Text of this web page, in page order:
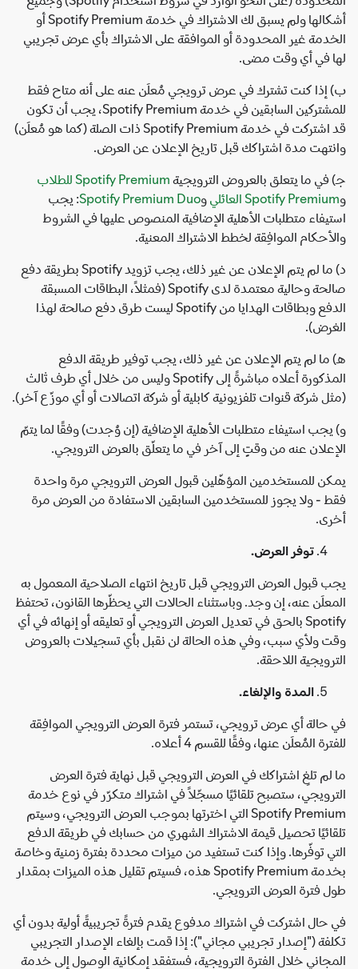
أشكالها ولم يسبق لك الاشتراك في خدمة Spotify Premium أو
الخدمة غير المحدودة أو الموافقة على الاشتراك بأي عرض تجريبي
لها في أي وقت مضى.
ب) إذا كنت تشترك في عرض ترويجي مُعلَن عنه على أنه متاح فقط
للمشتركين السابقين في خدمة Spotify Premium، يجب أن تكون
قد اشتركت في خدمة Spotify Premium ذات الصلة (كما هو مُعلَن)
وانتهت مدة اشتراكك قبل تاريخ الإعلان عن العرض.
جـ) في ما يتعلق بالعروض الترويجيةSpotify Premium للطلاب
وSpotify Premium العائلي وSpotify Premium Duo: يجب
استيفاء متطلبات الأهلية الإضافية المنصوص عليها في الشروط
والأحكام الموافِقة لخطط الاشتراك المعنية.
د) ما لم يتم الإعلان عن غير ذلك، يجب تزويد Spotify بطريقة دفع
صالحة وحالية معتمدة لدى Spotify (فمثلاً، البطاقات المسبقة
الدفع وبطاقات الهدايا من Spotify ليست طرق دفع صالحة لهذا
الغرض).
هـ) ما لم يتم الإعلان عن غير ذلك، يجب توفير طريقة الدفع
المذكورة أعلاه مباشرةً إلى Spotify وليس من خلال أي طرف ثالث
(مثل شركة قنوات تلفزيونية كابلية أو شركة اتصالات أو أي موزّع آخر).
و) يجب استيفاء متطلبات الأهلية الإضافية (إن وُجدت) وفقًا لما يتمّ
الإعلان عنه من وقتٍ إلى آخر في ما يتعلّق بالعرض الترويجي.
يمكن للمستخدمين المؤهّلين قبول العرض الترويجي مرة واحدة
فقط - ولا يجوز للمستخدمين السابقين الاستفادة من العرض مرة
أخرى.
توفر العرض.
يجب قبول العرض الترويجي قبل تاريخ انتهاء الصلاحية المعمول به
المعلَن عنه، إن وجد. وباستثناء الحالات التي يحظّرها القانون، تحتفظ
Spotify بالحق في تعديل العرض الترويجي أو تعليقه أو إنهائه في أي
وقت ولأي سبب، وفي هذه الحالة لن نقبل بأي تسجيلات بالعروض
الترويجية اللاحقة.
المدة والإلغاء.
في حالة أي عرض ترويجي، تستمر فترة العرض الترويجي الموافِقة
للفترة المُعلَن عنها، وفقًا للقسم 4 أعلاه.
ما لم تلغِ اشتراكك في العرض الترويجي قبل نهاية فترة العرض
الترويجي، ستصبح تلقائيًا مسجّلاً في اشتراك متكرّر في نوع خدمة
Spotify Premium التي اخترتها بموجب العرض الترويجي، وسيتم
تلقائيًا تحصيل قيمة الاشتراك الشهري من حسابك في طريقة الدفع
التي توفّرها. وإذا كنت تستفيد من ميزات محددة بفترة زمنية وخاصة
بخدمة Spotify Premium هذه، فسيتم تقليل هذه الميزات بمقدار
طول فترة العرض الترويجي.
في حال اشتركت في اشتراك مدفوع يقدم فترةً تجريبيةً أولية بدون أي
تكلفة ("إصدار تجريبي مجاني"): إذا قمت بإلغاء الإصدار التجريبي
المجاني خلال الفترة الترويجية، فستفقد إمكانية الوصول إلى خدمة